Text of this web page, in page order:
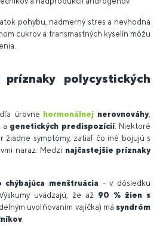
pohybu, nadmerný stres a nevhodná
cukrov a transmastných kyselín môžu
polycystických
úrovne hormonálnej nerovnováhy,
a genetických predispozícií. Niektoré
žiadne symptómy, zatiaľ čo iné bojujú s
naraz. Medzi najčastejšie príznaky
chýbajúca menštruácia - v dôsledku
uvádzajú, že až 90 % žien s
uvoľňovaním vajíčka) má syndróm